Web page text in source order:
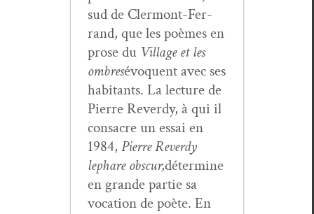
sud de Cler­mont-Fer­
rand, que les poèmes en
prose du Vil­lage et les
ombresévo­quent avec ses
habi­tants. La lec­ture de
Pierre Reverdy, à qui il
con­sacre un essai en
1984, Pierre Reverdy
lephare obscur,déter­mine
en grande par­tie sa
voca­tion de poète. En